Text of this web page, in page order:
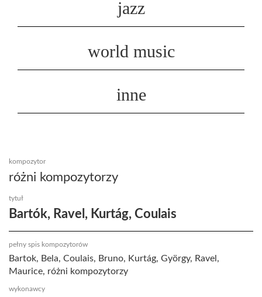
jazz
world music
inne
kompozytor
różni kompozytorzy
tytuł
Bartók, Ravel, Kurtág, Coulais
pełny spis kompozytorów
Bartok, Bela, Coulais, Bruno, Kurtág, György, Ravel,
Maurice, różni kompozytorzy
wykonawcy